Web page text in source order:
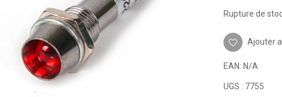
Rupture de
Ajouter
EAN: N/A
UGS : 7755